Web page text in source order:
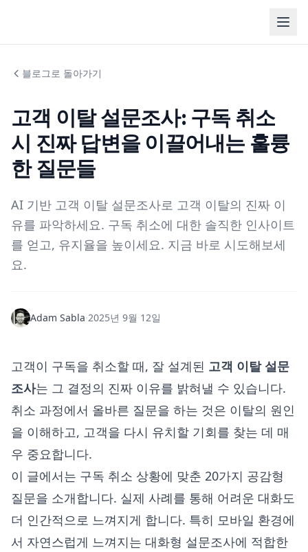
블로그로 돌아가기
고객 이탈 설문조사: 구독 취소
시 진짜 답변을 이끌어내는 훌륭
한 질문들
AI 기반 고객 이탈 설문조사로 고객 이탈의 진짜 이
유를 파악하세요. 구독 취소에 대한 솔직한 인사이트
를 얻고, 유지율을 높이세요. 지금 바로 시도해보세
요.
Adam Sabla·2025년 9월 12일
고객이 구독을 취소할 때, 잘 설계된 고객 이탈 설문
조사는 그 결정의 진짜 이유를 밝혀낼 수 있습니다.
취소 과정에서 올바른 질문을 하는 것은 이탈의 원인
을 이해하고, 고객을 다시 유치할 기회를 찾는 데 매
우 중요합니다.
이 글에서는 구독 취소 상황에 맞춘 20가지 공감형
질문을 소개합니다. 실제 사례를 통해 어려운 대화도
더 인간적으로 느껴지게 합니다. 특히 모바일 환경에
서 자연스럽게 느껴지는 대화형 설문조사에 적합한